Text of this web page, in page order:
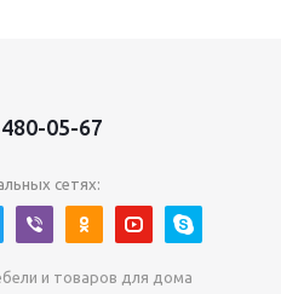
05-67
сетях:
и товаров для дома